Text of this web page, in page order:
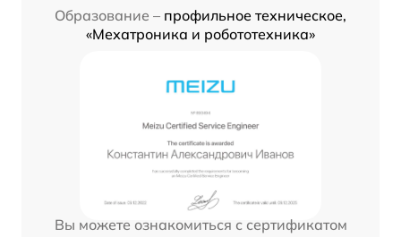
Образование – профильное техническое,
«Мехатроника и робототехника»
Вы можете ознакомиться с сертификатом